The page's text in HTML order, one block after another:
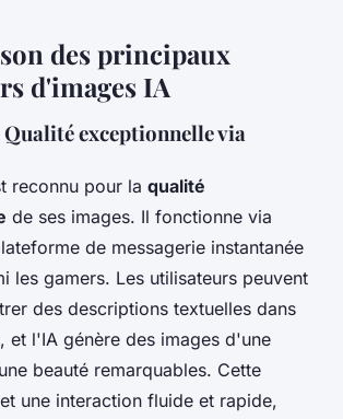
des principaux
d'images IA
exceptionnelle via
reconnu pour la qualité
de ses images. Il fonctionne via
de messagerie instantanée
les gamers. Les utilisateurs peuvent
des descriptions textuelles dans
et l'IA génère des images d'une
beauté remarquables. Cette
une interaction fluide et rapide,